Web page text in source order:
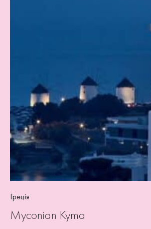
Греція
Myconian Kyma